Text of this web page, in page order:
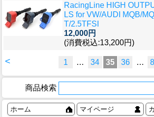
RacingLine HIGH
LS for VW/AUDI MQB/
T/2.5TFSI
12,000円
(消費税込:13,200円)
< 1 … 34 35 36 …
商品検索
ホーム マイページ